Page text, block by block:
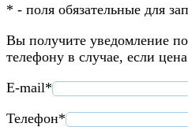
* - поля обязательные для
Вы получите уведомление
телефону в случае, если
E-mail*
Телефон*